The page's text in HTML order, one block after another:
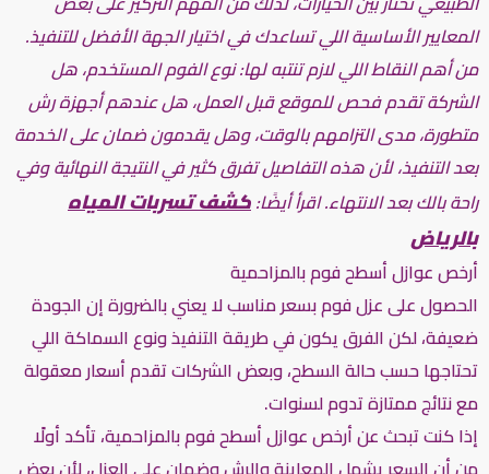
المعايير الأساسية اللي تساعدك في اختيار الجهة الأفضل للتنفيذ.
من أهم النقاط اللي لازم تنتبه لها: نوع الفوم المستخدم، هل
الشركة تقدم فحص للموقع قبل العمل، هل عندهم أجهزة رش
متطورة، مدى التزامهم بالوقت، وهل يقدمون ضمان على الخدمة
بعد التنفيذ، لأن هذه التفاصيل تفرق كثير في النتيجة النهائية وفي
راحة بالك بعد الانتهاء. اقرأ أيضًا:كشف تسربات المياه
بالرياض
أرخص عوازل أسطح فوم بالمزاحمية
الحصول على عزل فوم بسعر مناسب لا يعني بالضرورة إن الجودة
ضعيفة، لكن الفرق يكون في طريقة التنفيذ ونوع السماكة اللي
تحتاجها حسب حالة السطح، وبعض الشركات تقدم أسعار معقولة
مع نتائج ممتازة تدوم لسنوات.
إذا كنت تبحث عن أرخص عوازل أسطح فوم بالمزاحمية، تأكد أولًا